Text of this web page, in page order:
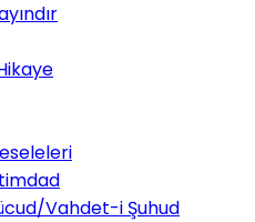
Vahdet-i Şuhud